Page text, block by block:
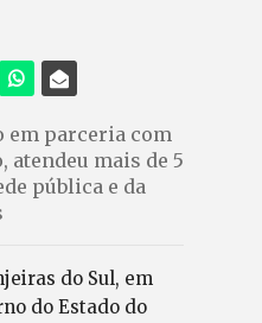
em parceria com
atendeu mais de 5
pública e da
do Sul, em
do Estado do